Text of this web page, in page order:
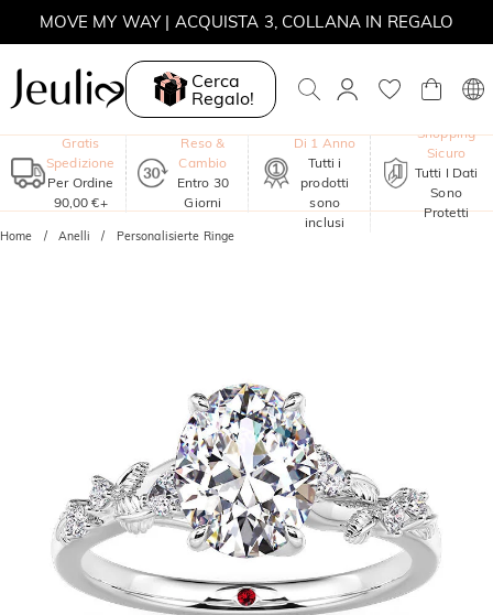
MOVE MY WAY | ACQUISTA 3, COLLANA IN REGALO
Cerca
Regalo!
Gratis
Spedizione
Per Ordine
90,00 €+
Reso &
Cambio
Entro 30
Giorni
Di 1 Anno
Tutti i
prodotti
sono
inclusi
Shopping
Sicuro
Tutti I Dati
Sono
Protetti
Home Anelli Personalisierte Ringe